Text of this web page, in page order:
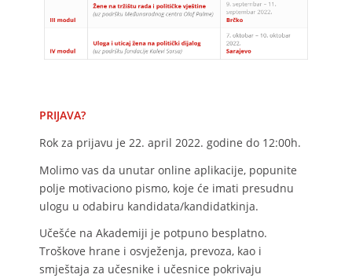
PRIJAVA?
Rok za prijavu je 22. april 2022. godine do 12:00h.
Molimo vas da unutar online aplikacije, popunite
polje motivaciono pismo, koje će imati presudnu
ulogu u odabiru kandidata/kandidatkinja.
Učešće na Akademiji je potpuno besplatno.
Troškove hrane i osvježenja, prevoza, kao i
smještaja za učesnike i učesnice pokrivaju